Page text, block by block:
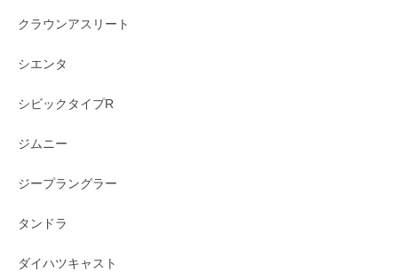
クラウンアスリート
シエンタ
シビックタイプR
ジムニー
ジープラングラー
タンドラ
ダイハツキャスト